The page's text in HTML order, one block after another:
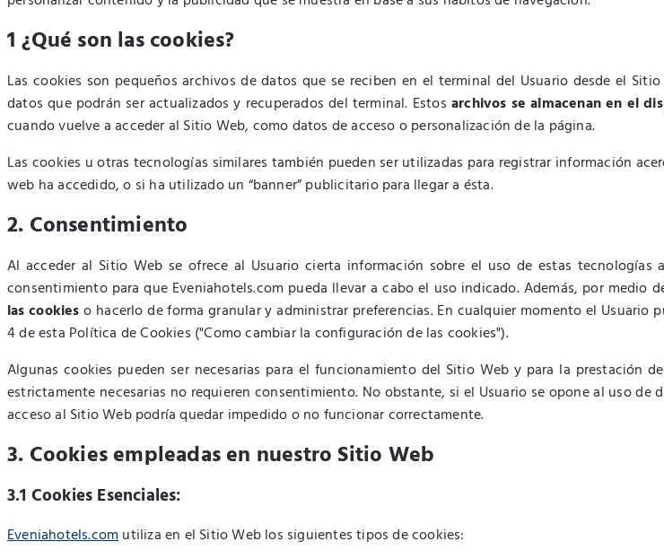
1 ¿Qué son las cookies?
Las cookies son pequeños archivos de datos que se reciben en el terminal del Usuario desde el
datos que podrán ser actualizados y recuperados del terminal. Estos archivos se almacenan en el
cuando vuelve a acceder al Sitio Web, como datos de acceso o personalización de la página.
Las cookies u otras tecnologías similares también pueden ser utilizadas para registrar información
web ha accedido, o si ha utilizado un “banner” publicitario para llegar a ésta.
2. Consentimiento
Al acceder al Sitio Web se ofrece al Usuario cierta información sobre el uso de estas
consentimiento para que Eveniahotels.com pueda llevar a cabo el uso indicado. Además, por medio
las cookieso hacerlo de forma granular y administrar preferencias. En cualquier momento el
4 de esta Política de Cookies ("Como cambiar la configuración de las cookies").
Algunas cookies pueden ser necesarias para el funcionamiento del Sitio Web y para la prestación
estrictamente necesarias no requieren consentimiento. No obstante, si el Usuario se opone al uso
acceso al Sitio Web podría quedar impedido o no funcionar correctamente.
3. Cookies empleadas en nuestro Sitio Web
3.1 Cookies Esenciales:
Eveniahotels.comutiliza en el Sitio Web los siguientes tipos de cookies: